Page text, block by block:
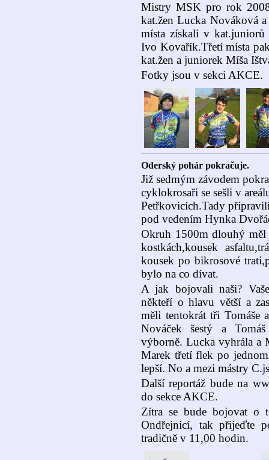
Mistry MSK pro rok
kat.žen Lucka Nováková
místa získali v kat.juniorů
Ivo Kovařík.Třetí místa
kat.žen a juniorek Míša
Fotky jsou v sekci AKCE.
Oderský pohár pokračuje.
Již sedmým závodem
cyklokrosaři se sešli v
Petřkovicích.Tady
pod vedením Hynka
Okruh 1500m dlouhý měl
kostkách,kousek
kousek po bikrosové
bylo na co dívat.
A jak bojovali naši?
někteří o hlavu větší a
měli tentokrát tři Tomáše
Nováček šestý a
výborně. Lucka vyhrála a
Marek třetí flek po
lepší. No a mezi mástry
Další reportáž bude na
do sekce AKCE.
Zítra se bude bojovat o
Ondřejnicí, tak přijeďte
tradičně v 11,00 hodin.